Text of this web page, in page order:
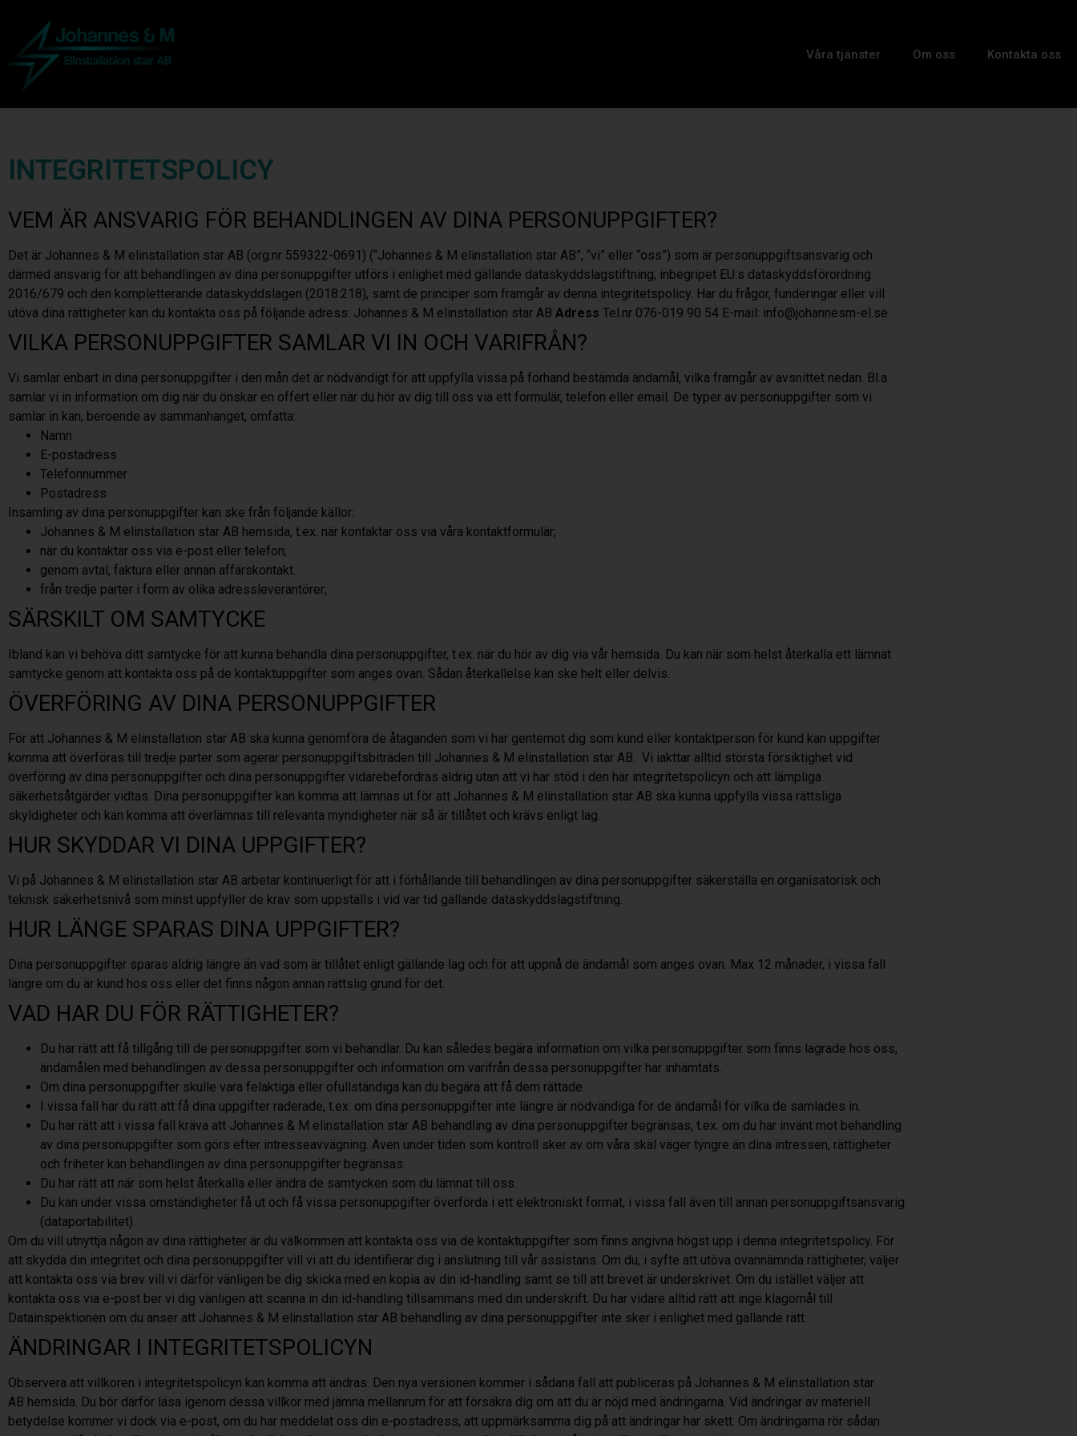
Våra tjänster Om oss Kontakta oss
INTEGRITETSPOLICY
VEM ÄR ANSVARIG FÖR BEHANDLINGEN AV DINA PERSONUPPGIFTER?
Det är Johannes & M elinstallation star AB (org.nr 559322-0691) (“Johannes & M elinstallation star AB”, “vi” eller “oss”) som är personuppgiftsansvarig och
därmed ansvarig för att behandlingen av dina personuppgifter utförs i enlighet med gällande dataskyddslagstiftning, inbegripet EU:s dataskyddsförordning
2016/679 och den kompletterande dataskyddslagen (2018:218), samt de principer som framgår av denna integritetspolicy. Har du frågor, funderingar eller vill
utöva dina rättigheter kan du kontakta oss på följande adress: Johannes & M elinstallation star AB Adress Tel.nr 076-019 90 54 E-mail: info@johannesm-el.se
VILKA PERSONUPPGIFTER SAMLAR VI IN OCH VARIFRÅN?
Vi samlar enbart in dina personuppgifter i den mån det är nödvändigt för att uppfylla vissa på förhand bestämda ändamål, vilka framgår av avsnittet nedan. Bl.a.
samlar vi in information om dig när du önskar en offert eller när du hör av dig till oss via ett formulär, telefon eller email. De typer av personuppgifter som vi
samlar in kan, beroende av sammanhanget, omfatta:
Namn
E-postadress
Telefonnummer
Postadress
Insamling av dina personuppgifter kan ske från följande källor:
Johannes & M elinstallation star AB hemsida, t.ex. när kontaktar oss via våra kontaktformulär;
när du kontaktar oss via e-post eller telefon;
genom avtal, faktura eller annan affärskontakt.
från tredje parter i form av olika adressleverantörer;
SÄRSKILT OM SAMTYCKE
Ibland kan vi behöva ditt samtycke för att kunna behandla dina personuppgifter, t.ex. när du hör av dig via vår hemsida. Du kan när som helst återkalla ett lämnat
samtycke genom att kontakta oss på de kontaktuppgifter som anges ovan. Sådan återkallelse kan ske helt eller delvis.
ÖVERFÖRING AV DINA PERSONUPPGIFTER
För att Johannes & M elinstallation star AB ska kunna genomföra de åtaganden som vi har gentemot dig som kund eller kontaktperson för kund kan uppgifter
komma att överföras till tredje parter som agerar personuppgiftsbiträden till Johannes & M elinstallation star AB. Vi iakttar alltid största försiktighet vid
överföring av dina personuppgifter och dina personuppgifter vidarebefordras aldrig utan att vi har stöd i den här integritetspolicyn och att lämpliga
säkerhetsåtgärder vidtas. Dina personuppgifter kan komma att lämnas ut för att Johannes & M elinstallation star AB ska kunna uppfylla vissa rättsliga
skyldigheter och kan komma att överlämnas till relevanta myndigheter när så är tillåtet och krävs enligt lag.
HUR SKYDDAR VI DINA UPPGIFTER?
Vi på Johannes & M elinstallation star AB arbetar kontinuerligt för att i förhållande till behandlingen av dina personuppgifter säkerställa en organisatorisk och
teknisk säkerhetsnivå som minst uppfyller de krav som uppställs i vid var tid gällande dataskyddslagstiftning.
HUR LÄNGE SPARAS DINA UPPGIFTER?
Dina personuppgifter sparas aldrig längre än vad som är tillåtet enligt gällande lag och för att uppnå de ändamål som anges ovan. Max 12 månader, i vissa fall
längre om du är kund hos oss eller det finns någon annan rättslig grund för det.
VAD HAR DU FÖR RÄTTIGHETER?
Du har rätt att få tillgång till de personuppgifter som vi behandlar. Du kan således begära information om vilka personuppgifter som finns lagrade hos oss,
ändamålen med behandlingen av dessa personuppgifter och information om varifrån dessa personuppgifter har inhämtats.
Om dina personuppgifter skulle vara felaktiga eller ofullständiga kan du begära att få dem rättade.
I vissa fall har du rätt att få dina uppgifter raderade, t.ex. om dina personuppgifter inte längre är nödvändiga för de ändamål för vilka de samlades in.
Du har rätt att i vissa fall kräva att Johannes & M elinstallation star AB behandling av dina personuppgifter begränsas, t.ex. om du har invänt mot behandling
av dina personuppgifter som görs efter intresseavvägning. Även under tiden som kontroll sker av om våra skäl väger tyngre än dina intressen, rättigheter
och friheter kan behandlingen av dina personuppgifter begränsas.
Du har rätt att när som helst återkalla eller ändra de samtycken som du lämnat till oss.
Du kan under vissa omständigheter få ut och få vissa personuppgifter överförda i ett elektroniskt format, i vissa fall även till annan personuppgiftsansvarig
(dataportabilitet).
Om du vill utnyttja någon av dina rättigheter är du välkommen att kontakta oss via de kontaktuppgifter som finns angivna högst upp i denna integritetspolicy. För
att skydda din integritet och dina personuppgifter vill vi att du identifierar dig i anslutning till vår assistans. Om du, i syfte att utöva ovannämnda rättigheter, väljer
att kontakta oss via brev vill vi därför vänligen be dig skicka med en kopia av din id-handling samt se till att brevet är underskrivet. Om du istället väljer att
kontakta oss via e-post ber vi dig vänligen att scanna in din id-handling tillsammans med din underskrift. Du har vidare alltid rätt att inge klagomål till
Datainspektionen om du anser att Johannes & M elinstallation star AB behandling av dina personuppgifter inte sker i enlighet med gällande rätt.
ÄNDRINGAR I INTEGRITETSPOLICYN
Observera att villkoren i integritetspolicyn kan komma att ändras. Den nya versionen kommer i sådana fall att publiceras på Johannes & M elinstallation star
AB hemsida. Du bör därför läsa igenom dessa villkor med jämna mellanrum för att försäkra dig om att du är nöjd med ändringarna. Vid ändringar av materiell
betydelse kommer vi dock via e-post, om du har meddelat oss din e-postadress, att uppmärksamma dig på att ändringar har skett. Om ändringarna rör sådan